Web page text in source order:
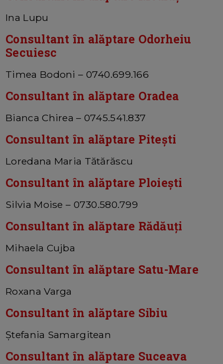
Ina Lupu
Consultant în alăptare Odorheiu
Secuiesc
Timea Bodoni – 0740.699.166
Consultant în alăptare Oradea
Bianca Chirea – 0745.541.837
Consultant în alăptare Pitești
Loredana Maria Tătărăscu
Consultant în alăptare Ploiești
Silvia Moise – 0730.580.799
Consultant în alăptare Rădăuți
Mihaela Cujba
Consultant în alăptare Satu-Mare
Roxana Varga
Consultant în alăptare Sibiu
Ștefania Samargitean
Consultant în alăptare Suceava